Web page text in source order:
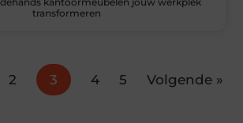
transformeren
2 3 4 5 Volgende »